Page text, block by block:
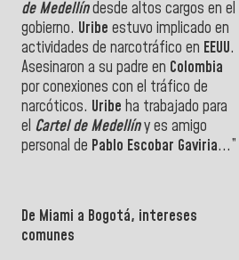
de Medellíndesde altos cargos en el
gobierno. Uribe estuvo implicado en
actividades de narcotráfico en EEUU.
Asesinaron a su padre en Colombia
por conexiones con el tráfico de
narcóticos. Uribe ha trabajado para
el Cartel de Medellíny es amigo
personal de Pablo Escobar Gaviria...”
De Miami a Bogotá, intereses
comunes